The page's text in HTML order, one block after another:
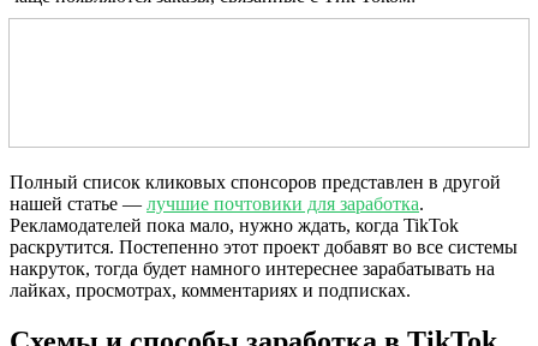
Полный список кликовых спонсоров представлен в другой
нашей статье — лучшие почтовики для заработка.
Рекламодателей пока мало, нужно ждать, когда TikTok
раскрутится. Постепенно этот проект добавят во все системы
накруток, тогда будет намного интереснее зарабатывать на
лайках, просмотрах, комментариях и подписках.